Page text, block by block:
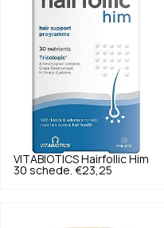
VITABIOTICS Hairfollic Him
30 schede. €23,25